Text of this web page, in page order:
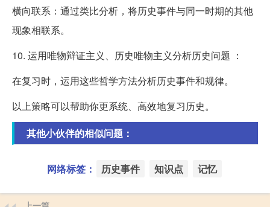
横向联系：通过类比分析，将历史事件与同一时期的其他
现象相联系。
10. 运用唯物辩证主义、历史唯物主义分析历史问题 ：
在复习时，运用这些哲学方法分析历史事件和规律。
以上策略可以帮助你更系统、高效地复习历史。
其他小伙伴的相似问题：
网络标签： 历史事件 知识点 记忆